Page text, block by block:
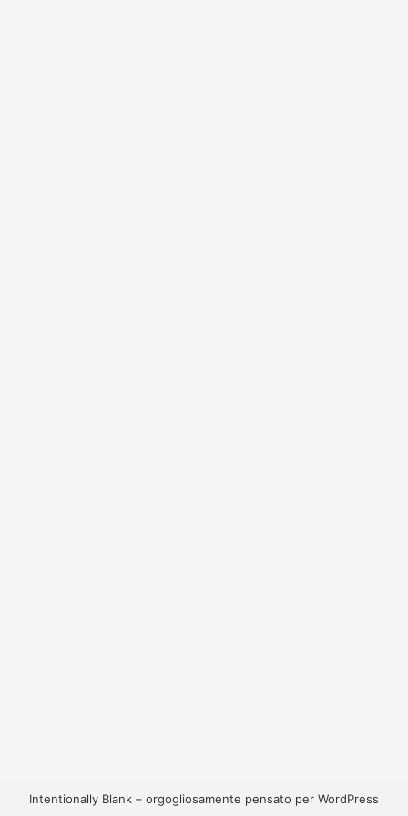
Intentionally Blank – orgogliosamente pensato per WordPress